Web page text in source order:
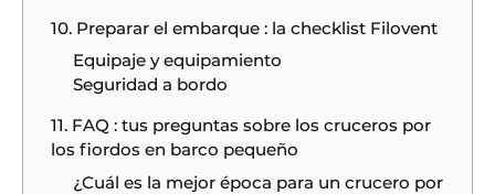
10. Preparar el embarque : la checklist Filovent
Equipaje y equipamiento
Seguridad a bordo
11. FAQ : tus preguntas sobre los cruceros por
los fiordos en barco pequeño
¿Cuál es la mejor época para un crucero por